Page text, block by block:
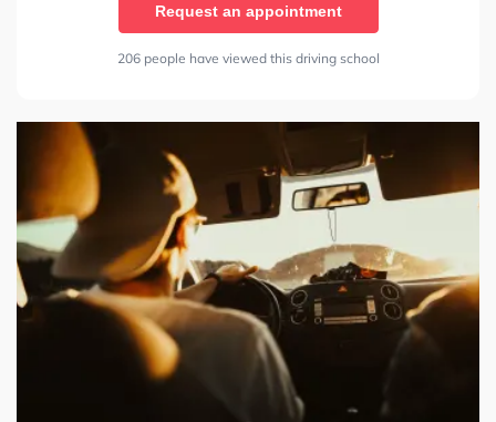
Request an appointment
206 people have viewed this driving school